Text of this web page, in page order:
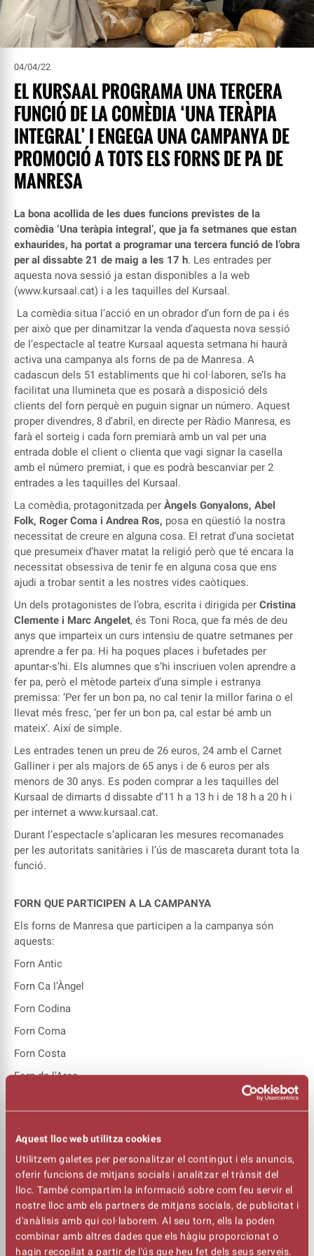
Aquest lloc web utilitza cookies
Utilitzem galetes per personalitzar el contingut i els anuncis,
oferir funcions de mitjans socials i analitzar el trànsit del
lloc. També compartim la informació sobre com feu servir el
nostre lloc amb els partners de mitjans socials, de publicitat i
d'anàlisis amb qui col·laborem. Al seu torn, ells la poden
combinar amb altres dades que els hàgiu proporcionat o
hagin recopilat a partir de l'ús que heu fet dels seus serveis.
04/04/22
EL KURSAAL PROGRAMA UNA TERCERA
FUNCIÓ DE LA COMÈDIA ‘UNA TERÀPIA
INTEGRAL’ I ENGEGA UNA CAMPANYA DE
PROMOCIÓ A TOTS ELS FORNS DE PA DE
MANRESA
La bona acollida de les dues funcions previstes de la
comèdia ‘Una teràpia integral’, que ja fa setmanes que estan
exhaurides, ha portat a programar una tercera funció de l’obra
per al dissabte 21 de maig a les 17 h. Les entrades per
aquesta nova sessió ja estan disponibles a la web
(www.kursaal.cat) i a les taquilles del Kursaal.
La comèdia situa l’acció en un obrador d’un forn de pa i és
per això que per dinamitzar la venda d’aquesta nova sessió
de l’espectacle al teatre Kursaal aquesta setmana hi haurà
activa una campanya als forns de pa de Manresa. A
cadascun dels 51 establiments que hi col·laboren, se’ls ha
facilitat una llumineta que es posarà a disposició dels
clients del forn perquè en puguin signar un número. Aquest
proper divendres, 8 d’abril, en directe per Ràdio Manresa, es
farà el sorteig i cada forn premiarà amb un val per una
entrada doble el client o clienta que vagi signar la casella
amb el número premiat, i que es podrà bescanviar per 2
entrades a les taquilles del Kursaal.
La comèdia, protagonitzada per Àngels Gonyalons, Abel
Folk, Roger Coma i Andrea Ros, posa en qüestió la nostra
necessitat de creure en alguna cosa. El retrat d’una societat
que presumeix d’haver matat la religió però que té encara la
necessitat obsessiva de tenir fe en alguna cosa que ens
ajudi a trobar sentit a les nostres vides caòtiques.
Un dels protagonistes de l’obra, escrita i dirigida per Cristina
Clemente i Marc Angelet, és Toni Roca, que fa més de deu
anys que imparteix un curs intensiu de quatre setmanes per
aprendre a fer pa. Hi ha poques places i bufetades per
apuntar-s’hi. Els alumnes que s’hi inscriuen volen aprendre a
fer pa, però el mètode parteix d’una simple i estranya
premissa: ‘Per fer un bon pa, no cal tenir la millor farina o el
llevat més fresc, ‘per fer un bon pa, cal estar bé amb un
mateix’. Així de simple.
Les entrades tenen un preu de 26 euros, 24 amb el Carnet
Galliner i per als majors de 65 anys i de 6 euros per als
menors de 30 anys. Es poden comprar a les taquilles del
Kursaal de dimarts d dissabte d’11 h a 13 h i de 18 h a 20 h i
per internet a www.kursaal.cat.
Durant l’espectacle s’aplicaran les mesures recomanades
per les autoritats sanitàries i l’ús de mascareta durant tota la
funció.
FORN QUE PARTICIPEN A LA CAMPANYA
Els forns de Manresa que participen a la campanya són
aquests:
Forn Antic
Forn Ca l’Àngel
Forn Codina
Forn Coma
Forn Costa
Forn de l’Arce
Forn d’en Pep
Forn Granier
Forn La Sínia de Santa Clara
Forn L’Espurna
Forn Lexus